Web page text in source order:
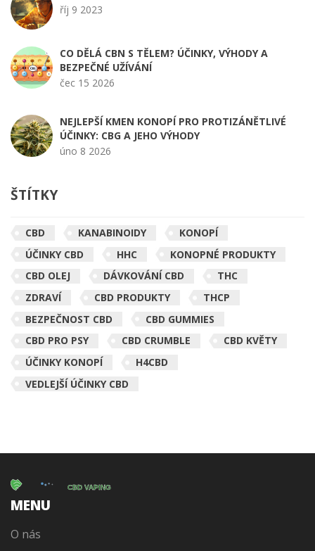
říj 9 2023
CO DĚLÁ CBN S TĚLEM? ÚČINKY, VÝHODY A
BEZPEČNÉ UŽÍVÁNÍ
čec 15 2026
NEJLEPŠÍ KMEN KONOPÍ PRO PROTIZÁNĚTLIVÉ
ÚČINKY: CBG A JEHO VÝHODY
úno 8 2026
ŠTÍTKY
CBD KANABINOIDY
KONOPÍ
ÚČINKY CBD
HHC
KONOPNÉ PRODUKTY
CBD OLEJ
DÁVKOVÁNÍ CBD
THC
ZDRAVÍ
CBD PRODUKTY
THCP
BEZPEČNOST CBD
CBD GUMMIES
CBD PRO PSY
CBD CRUMBLE
CBD KVĚTY
ÚČINKY KONOPÍ
H4CBD
VEDLEJŠÍ ÚČINKY CBD
MENU
O nás